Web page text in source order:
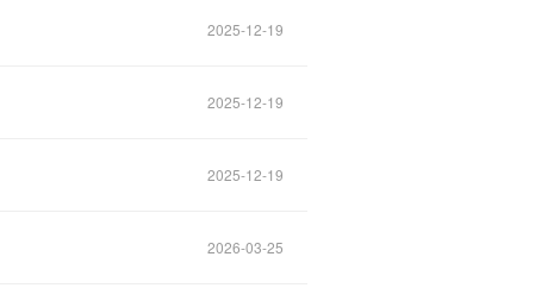
2025-12-19
2025-12-19
2025-12-19
2026-03-25